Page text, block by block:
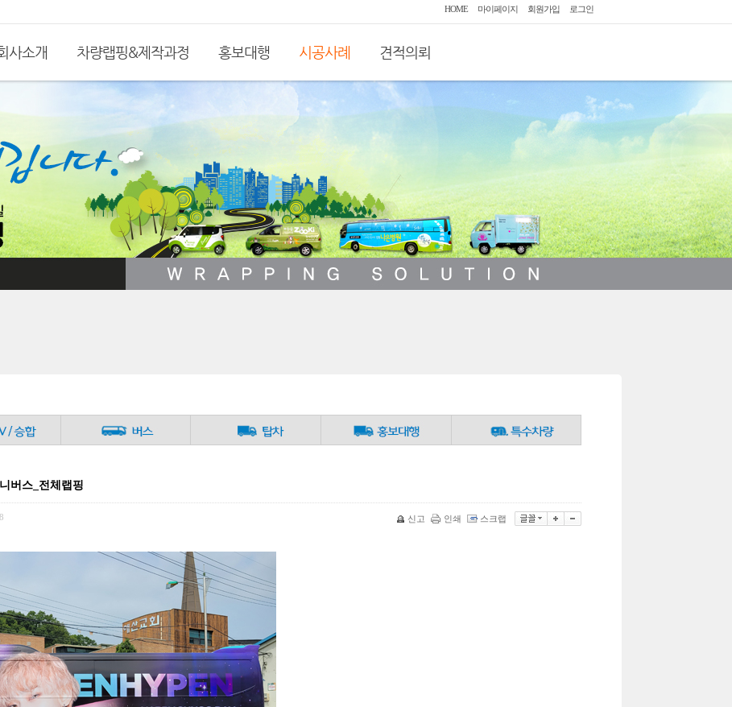
HOME 마이페이지 회원가입 로그인
사소개 차량랩핑&제작과정 홍보대행 시공사례 견적의뢰
버스_전체랩핑
신고 인쇄 스크랩